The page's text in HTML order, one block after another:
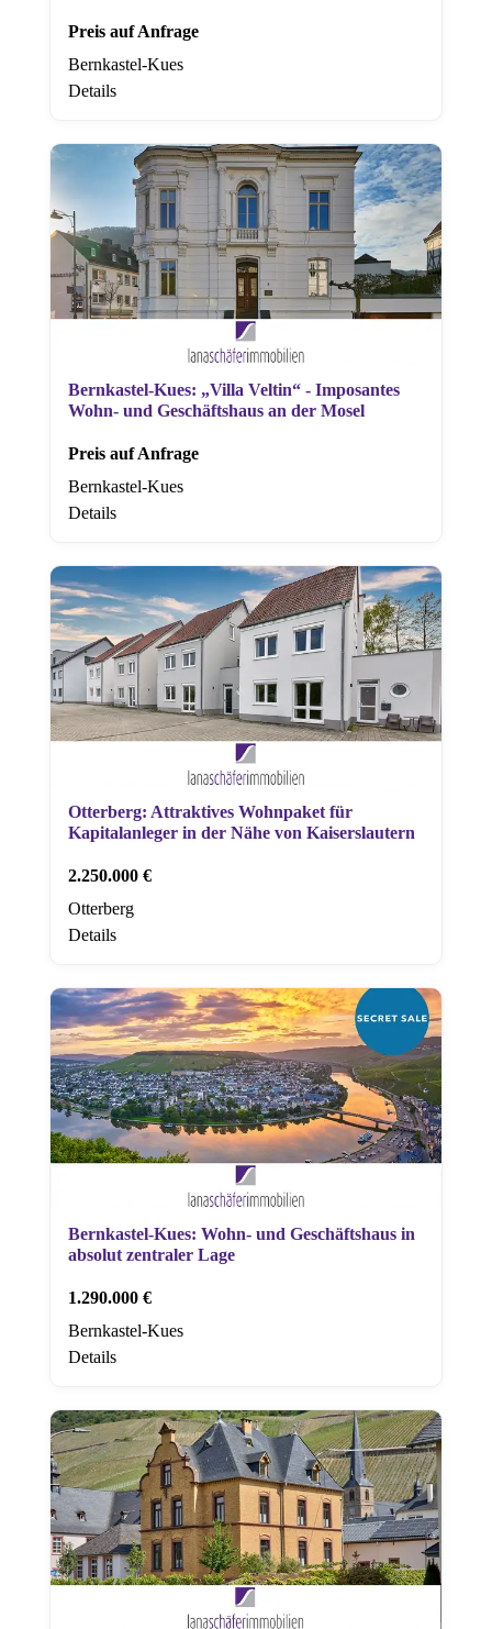
Preis auf Anfrage
Bernkastel-Kues
Details
Bernkastel-Kues: „Villa Veltin“ - Imposantes
Wohn- und Geschäftshaus an der Mosel
Preis auf Anfrage
Bernkastel-Kues
Details
Otterberg: Attraktives Wohnpaket für
Kapitalanleger in der Nähe von Kaiserslautern
2.250.000 €
Otterberg
Details
Bernkastel-Kues: Wohn- und Geschäftshaus in
absolut zentraler Lage
1.290.000 €
Bernkastel-Kues
Details